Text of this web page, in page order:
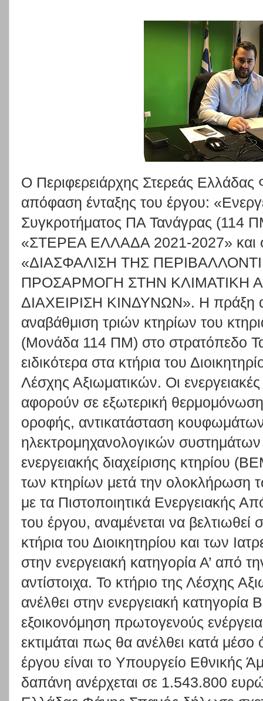
Ο Περιφερειάρχης Στερεάς
απόφαση ένταξης του έργου:
Συγκροτήματος ΠΑ Τανάγρας (114
«ΣΤΕΡΕΑ ΕΛΛΑΔΑ 2021-2027» και
«ΔΙΑΣΦΑΛΙΣΗ ΤΗΣ
ΠΡΟΣΑΡΜΟΓΗ ΣΤΗΝ ΚΛΙΜΑΤΙΚΗ
ΔΙΑΧΕΙΡΙΣΗ ΚΙΝΔΥΝΩΝ». Η πράξη
αναβάθμιση τριών κτηρίων του
(Μονάδα 114 ΠΜ) στο στρατόπεδο
ειδικότερα στα κτήρια του
Λέσχης Αξιωματικών. Οι
αφορούν σε εξωτερική
οροφής, αντικατάσταση
ηλεκτρομηχανολογικών
ενεργειακής διαχείρισης κτηρίου
των κτηρίων μετά την
με τα Πιστοποιητικά Ενεργειακής
του έργου, αναμένεται να βελτιωθεί
κτήρια του Διοικητηρίου και των
στην ενεργειακή κατηγορία Α’ από
αντίστοιχα. Το κτήριο της Λέσχης
ανέλθει στην ενεργειακή κατηγορία
εξοικονόμηση πρωτογενούς
εκτιμάται πως θα ανέλθει κατά
έργου είναι το Υπουργείο Εθνικής
δαπάνη ανέρχεται σε 1.543.800